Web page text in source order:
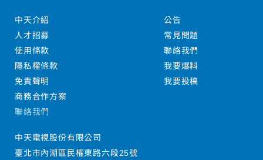
中天介紹
人才招募
使用條款
隱私權條款
免責聲明
商務合作方案
公告
常見問題
聯絡我們
我要爆料
我要投稿
聯絡我們
中天電視股份有限公司
臺北市內湖區民權東路六段25號